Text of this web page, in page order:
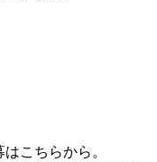
こちらから。